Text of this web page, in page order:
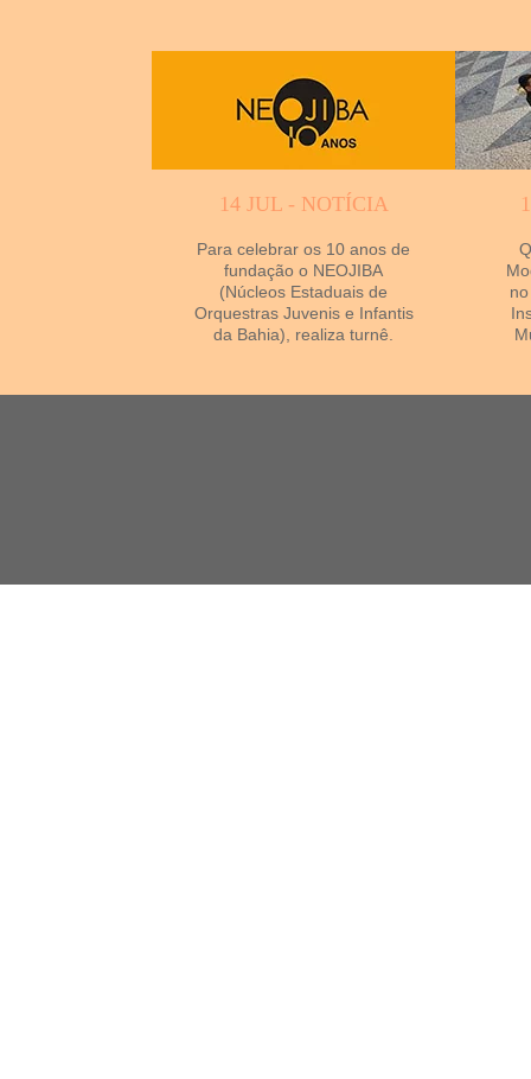
14 JUL - NOTÍCIA
Para celebrar os 10 anos de
fundação o NEOJIBA
(Núcleos Estaduais de
Orquestras Juvenis e Infantis
da Bahia), realiza turnê.